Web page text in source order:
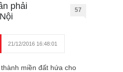
phải
57
21/12/2016 16:48:01
miền đất hứa cho